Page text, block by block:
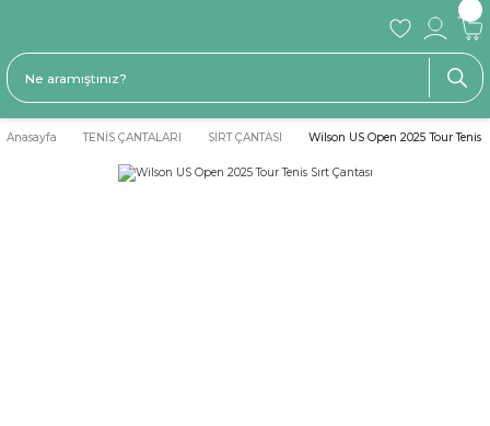
Anasayfa TENİS ÇANTALARI SIRT ÇANTASI Wilson US Open 2025 Tour Tenis